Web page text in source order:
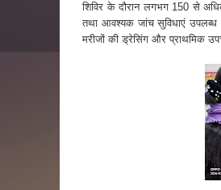
शिविर के दौरान लगभग 150 से अधिक
तथा आवश्यक जांच सुविधाएं उपलब्ध
मरीजों की ड्रेसिंग और प्राथमिक